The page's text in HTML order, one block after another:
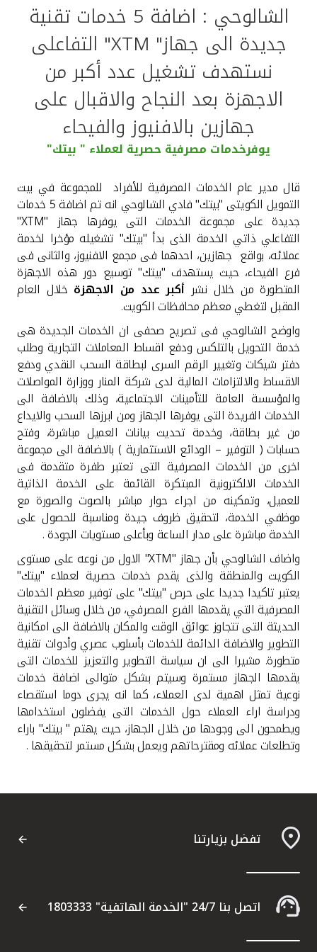
القنوات المصرفية
أدوات وخدمات
خدمات ما بعد البيع
مواقع الفروع وأجهزة الصرف الآلي
ألمانيا
ماليزيا
تركيا
مصر
المملكة المتحدة
مملكة البحرين
الشالوحي : اضافة 5 خدمات تقنية
جديدة الى جهاز" XTM" التفاعلى
نستهدف تشغيل عدد أكبر من
الاجهزة بعد النجاح والاقبال على
جهازين بالافنيوز والفيحاء
يوفرخدمات مصرفية حصرية لعملاء " بيتك"
قال مدير عام الخدمات المصرفية للأفراد للمجموعة في بيت
التمويل الكويتى "بيتك" فادي الشالوحي انه تم اضافة 5 خدمات
جديدة على مجموعة الخدمات التى يوفرها جهاز "XTM"
التفاعلي ذاتي الخدمة الذى بدأ "بيتك" تشغيله مؤخرا لخدمة
عملائه، بواقع جهازين، احدهما فى مجمع الافنيوز، والثانى فى
فرع الفيحاء، حيث يستهدف "بيتك" توسيع دور هذه الاجهزة
المتطورة من خلال نشر أكبر عدد من الاجهزة خلال العام
المقبل لتغطي معظم محافظات الكويت.
واوضح الشالوحي فى تصريح صحفى ان الخدمات الجديدة هى
خدمة التحويل بالتلكس ودفع اقساط المعاملات التجارية وطلب
دفتر شيكات وتغيير الرقم السرى لبطاقة السحب النقدي ودفع
الاقساط والالتزامات المالية لدى شركة المنار ووزارة المواصلات
والمؤسسة العامة للتأمينات الاجتماعية، وذلك بالاضافة الى
الخدمات الفريدة التى يوفرها الجهاز ومن ابرزها السحب والايداع
من غير بطاقة، وخدمة تحديث بيانات العميل مباشرة، وفتح
حسابات ( التوفير – الودائع الاستثمارية ) بالاضافة الى مجموعة
اخرى من الخدمات المصرفية التى تعتبر طفرة متقدمة فى
الخدمات الالكترونية المبتكرة القائمة على الخدمة الذاتية
للعميل، وتمكينه من اجراء حوار مباشر بالصوت والصورة مع
موظفي الخدمة، لتحقيق ظروف جيدة ومناسبة للحصول على
الخدمة مباشرة على مدار الساعة وبأعلى مستويات الجودة .
واضاف الشالوحي بأن جهاز "XTM" الاول من نوعه على مستوى
الكويت والمنطقة والذى يقدم خدمات حصرية لعملاء "بيتك"
يعتبر تاكيدا جديدا على حرص "بيتك" على توفير معظم الخدمات
المصرفية التي يقدمها الفرع المصرفي، من خلال وسائل التقنية
الحديثة التى تتجاوز عوائق الوقت والمكان بالاضافة الى امكانية
التطوير والاضافة الدائمة للخدمات بأسلوب عصري وأدوات تقنية
متطورة. مشيرا الى ان سياسة التطوير والتعزيز للخدمات التى
يقدمها الجهاز مستمرة وسيتم بشكل متوالى اضافة خدمات
نوعية تمثل اهمية لدى العملاء، كما انه يجرى دوما استقصاء
ودراسة اراء العملاء حول الخدمات التى يفضلون استخدامها
ويطمحون الى وجودها من خلال الجهاز، حيث يهتم " بيتك" باراء
وتطلعات عملائه ومقترحاتهم ويعمل بشكل مستمر لتحقيقها .
تفضل بزيارتنا
اتصل بنا 24/7 "الخدمة الهاتفية" 1803333